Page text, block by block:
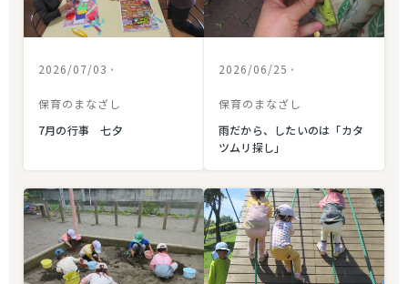
2026/07/03 •
保育のまなざし
7月の行事 七夕
2026/06/25 •
保育のまなざし
雨だから、したいのは「カタ
ツムリ探し」